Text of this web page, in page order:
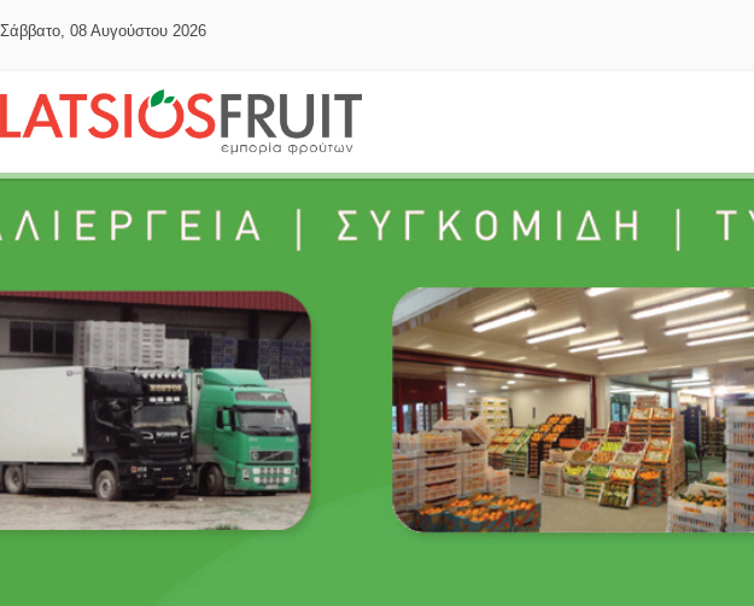
Σάββατο, 08 Αυγούστου 2026